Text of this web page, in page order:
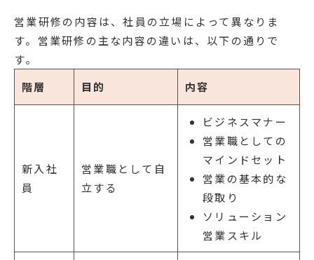
営業研修の内容は、社員の立場によって異なりま
す。営業研修の主な内容の違いは、以下の通りで
す。
階層
目的 内容
新入社
員
営業職として自
立する
ビジネスマナー
営業職としての
マインドセット
営業の基本的な
段取り
ソリューション
営業スキル